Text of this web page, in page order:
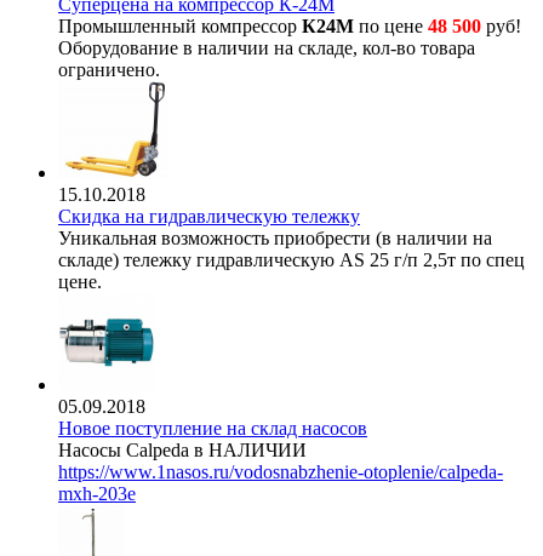
Суперцена на компрессор К-24М
Промышленный компрессор К24М по цене 48 500 руб!
Оборудование в наличии на складе, кол-во товара
ограничено.
15.10.2018
Скидка на гидравлическую тележку
Уникальная возможность приобрести (в наличии на
складе) тележку гидравлическую AS 25 г/п 2,5т по спец
цене.
05.09.2018
Новое поступление на склад насосов
Насосы Calpeda в НАЛИЧИИ
https://www.1nasos.ru/vodosnabzhenie-otoplenie/calpeda-
mxh-203e